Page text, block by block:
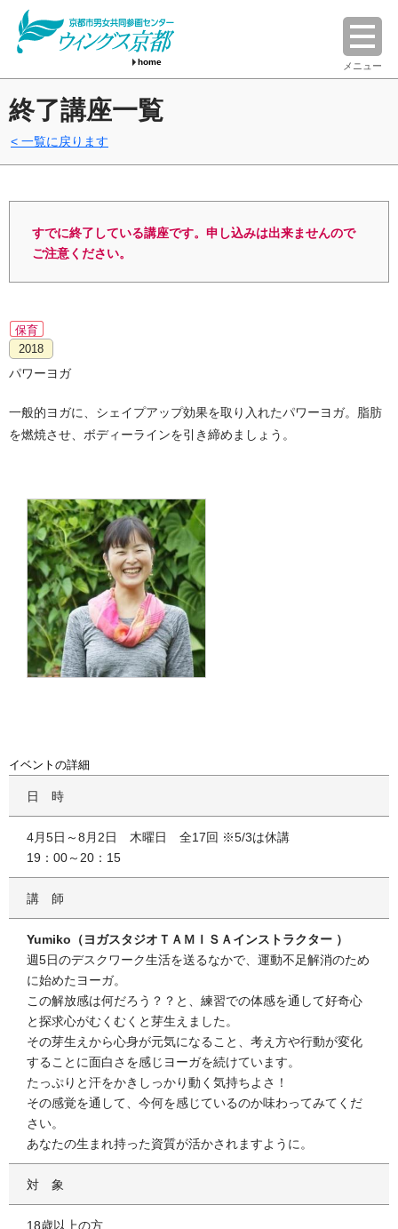
home メニュー
終了講座一覧
一覧に戻ります
すでに終了している講座です。申し込みは出来ませんので
ご注意ください。
保育
2018
パワーヨガ
一般的ヨガに、シェイプアップ効果を取り入れたパワーヨガ。脂肪
を燃焼させ、ボディーラインを引き締めましょう。
イベントの詳細
日時
4月5日～8月2日 木曜日 全17回 ※5/3は休講
19：00～20：15
講師
Yumiko（ヨガスタジオＴＡＭＩＳＡインストラクター ）
週5日のデスクワーク生活を送るなかで、運動不足解消のため
に始めたヨーガ。
この解放感は何だろう？？と、練習での体感を通して好奇心
と探求心がむくむくと芽生えました。
その芽生えから心身が元気になること、考え方や行動が変化
することに面白さを感じヨーガを続けています。
たっぷりと汗をかきしっかり動く気持ちよさ！
その感覚を通して、今何を感じているのか味わってみてくだ
さい。
あなたの生まれ持った資質が活かされますように。
対象
18歳以上の方